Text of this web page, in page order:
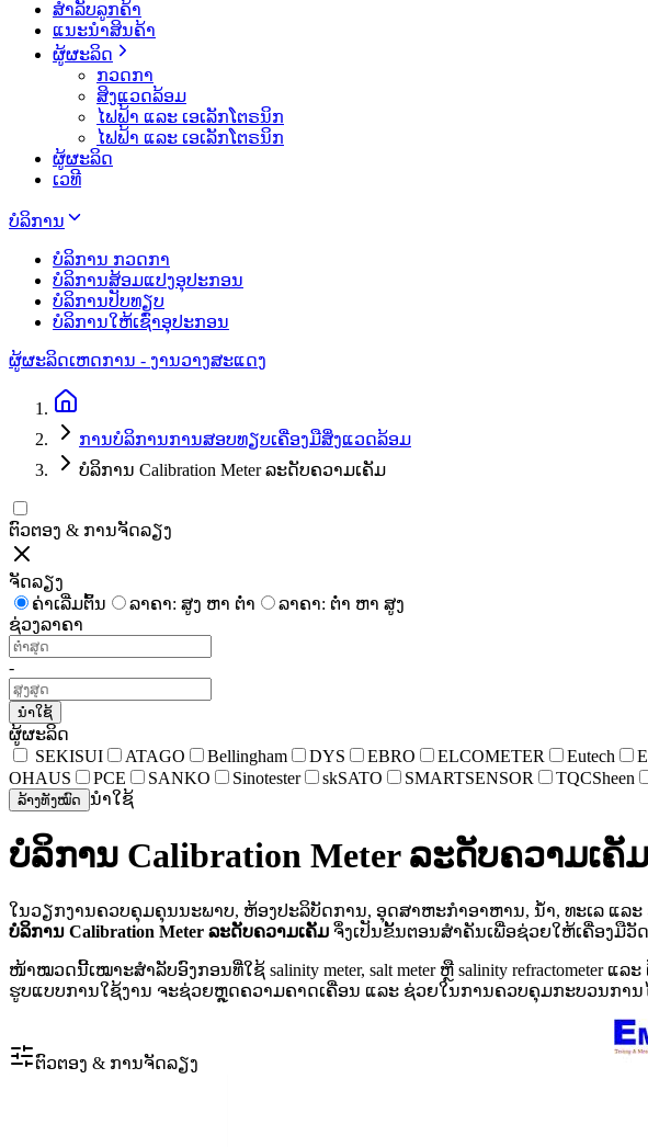
ສຳລັບລູກຄ້າ
ແນະນຳສິນຄ້າ
ຜູ້ຜະລິດ
ກວດກາ
ສິງແວດລ້ອມ
ໄຟຟ້າ ແລະ ເອເລັກໂຕຣນິກ
ໄຟຟ້າ ແລະ ເອເລັກໂຕຣນິກ
ຜູ້ຜະລິດ
ເວທີ
ບໍລິການ
ບໍລິການ ກວດກາ
ບໍລິການສ້ອມແປງອຸປະກອນ
ບໍລິການປັບທຽບ
ບໍລິການໃຫ້ເຊົ່າອຸປະກອນ
ຜູ້ຜະລິດເຫດການ - ງານວາງສະແດງ
ການບໍລິການການສອບທຽບເຄື່ອງມືສິ່ງແວດລ້ອມ
ບໍລິການ Calibration Meter ລະດັບຄວາມເຄັມ
ຕົວຕອງ & ການຈັດລຽງ
ຈັດລຽງ
ຄ່າເລີ່ມຕົ້ນ
ລາຄາ: ສູງ ຫາ ຕໍ່າ
ລາຄາ: ຕໍ່າ ຫາ ສູງ
ຊ່ວງລາຄາ
-
ນຳໃຊ້
ຜູ້ຜະລິດ
SEKISUI
ATAGO Bellingham DYS EBRO ELCOMETER Eutech
OHAUS
PCE SANKO Sinotester skSATO SMARTSENSOR TQCSheen
ລ້າງທັງໝົດ ນຳໃຊ້
ບໍລິການ Calibration Meter ລະດັບຄວາມເຄັມ
ໃນວຽກງານຄວບຄຸມຄຸນນະພາບ, ຫ້ອງປະລິບັດການ, ອຸດສາຫະກໍາອາຫານ, ນ້ໍາ, ທະເລ ແ
ບໍລິການ Calibration Meter ລະດັບຄວາມເຄັມ ຈຶ່ງເປັນຂັ້ນຕອນສໍາຄັນເພື່ອຊ່ວຍໃຫ້ເຄື່ອງມືວັ
ໜ້າໝວດນີ້ເໝາະສໍາລັບອົງກອນທີ່ໃຊ້ salinity meter, salt meter ຫຼື salinity
ຮູບແບບການໃຊ້ງານ ຈະຊ່ວຍຫຼຸດຄວາມຄາດເຄື່ອນ ແລະ ຊ່ວຍໃນການຄວບຄຸມກະບວນການ
ຕົວຕອງ & ການຈັດລຽງ